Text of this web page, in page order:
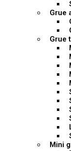
Grue
Grue
Mini